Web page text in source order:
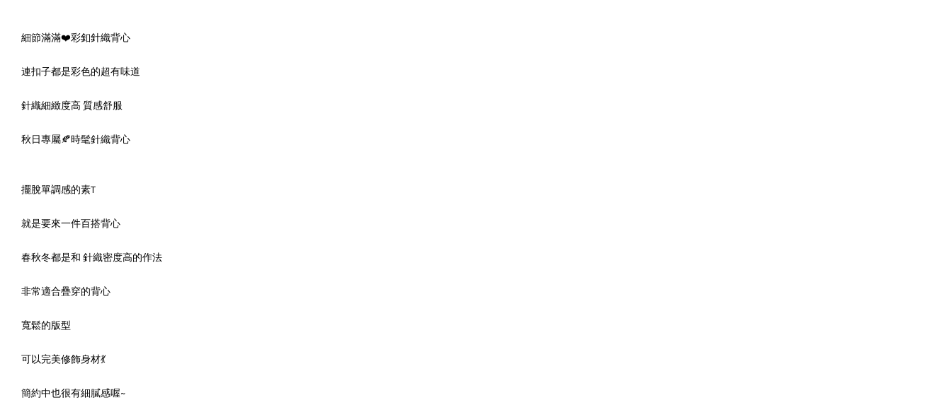
細節滿滿❤️彩釦針織背心
連扣子都是彩色的超有味道
針織細緻度高 質感舒服
秋日專屬🍂時髦針織背心
擺脫單調感的素T
就是要來一件百搭背心
春秋冬都是和 針織密度高的作法
非常適合疊穿的背心
寬鬆的版型
可以完美修飾身材💃
簡約中也很有細膩感喔~